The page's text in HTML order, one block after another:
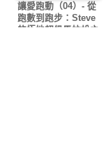
讓愛跑動（04）- 從
跑數到跑步：Steve
的極地超級馬拉松之